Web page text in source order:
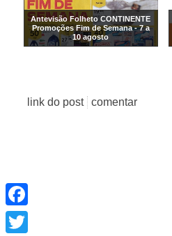
Antevisão Folheto CONTINENTE
Promoções Fim de Semana - 7 a
10 agosto
link do post comentar